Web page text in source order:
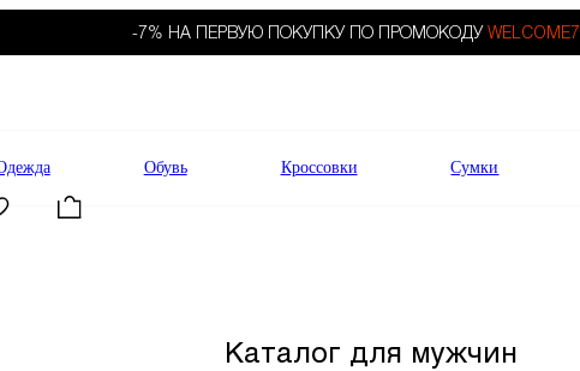
-7% НА ПЕРВУЮ ПОКУПКУ ПО ПРОМОКОДУ WELCOME7.
Обувь Кроссовки Сумки
Каталог для мужчин